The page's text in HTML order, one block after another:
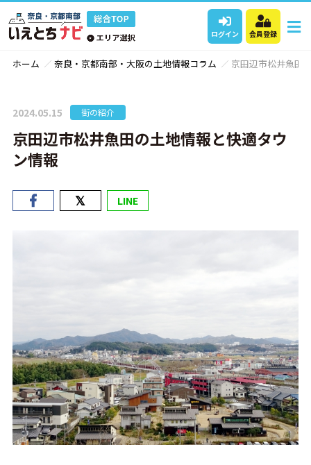
ログイン 会員登録
ホーム 奈良・京都南部・大阪の土地情報コラム 京田辺市松井魚田
2024.05.15 街の紹介
京田辺市松井魚田の土地情報と快適タウ
ン情報
LINE